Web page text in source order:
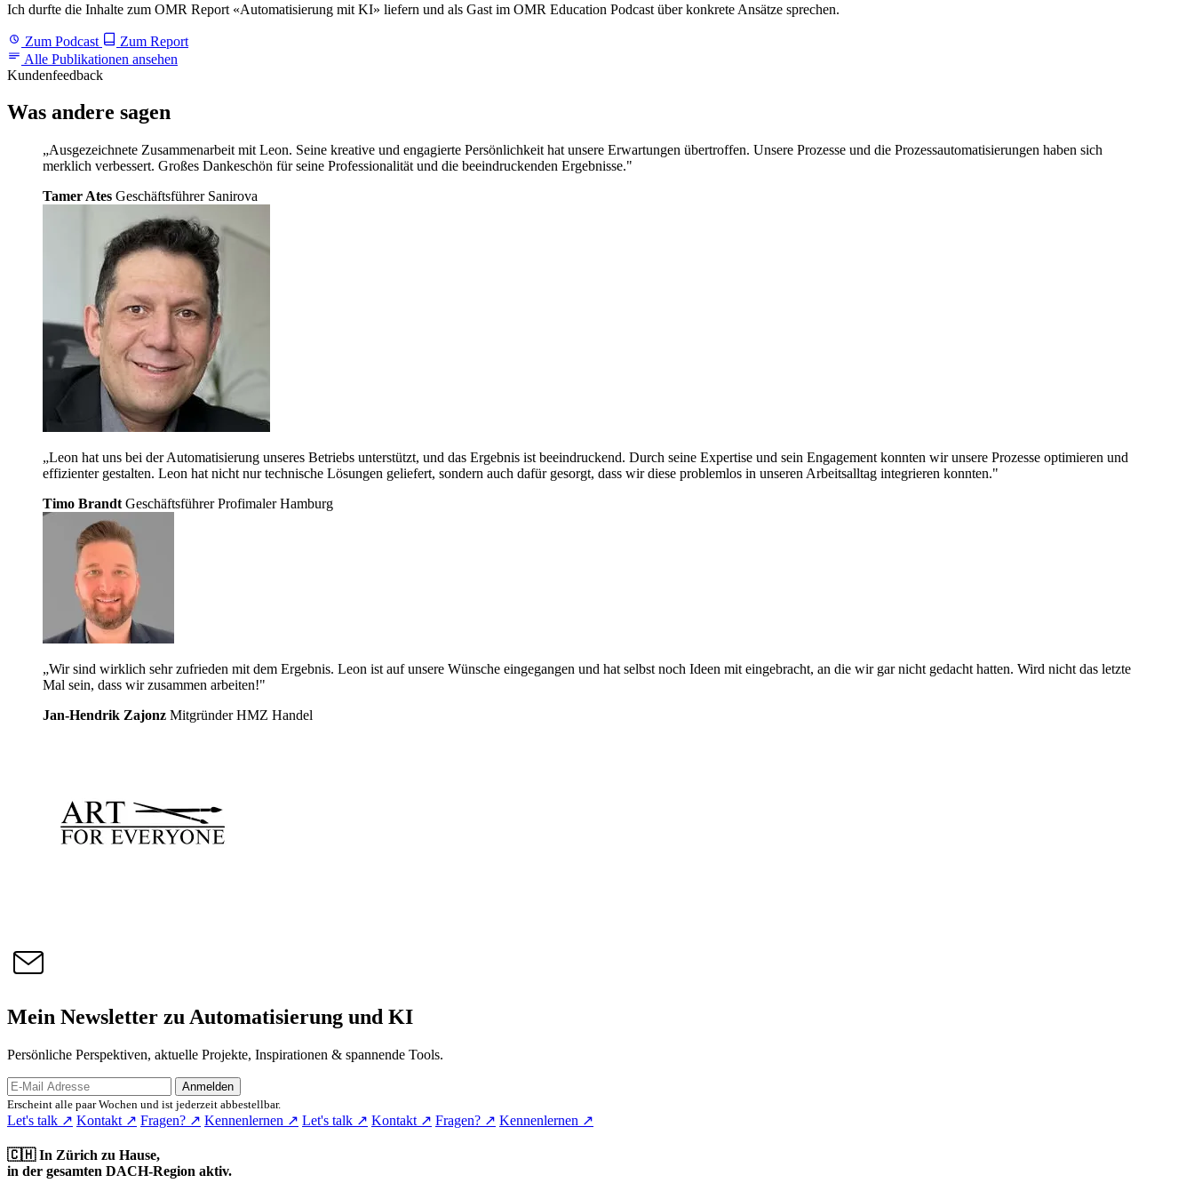
Ich durfte die Inhalte zum OMR Report «Automatisierung mit KI» liefern und als Gast im OMR Education Podcast über konkrete Ansätze sprechen.
Zum Podcast
Zum Report
Alle Publikationen ansehen
Kundenfeedback
Was andere sagen
„Ausgezeichnete Zusammenarbeit mit Leon. Seine kreative und engagierte Persönlichkeit hat unsere Erwartungen übertroffen. Unsere Prozesse und die Prozessautomatisierungen haben sich
merklich verbessert. Großes Dankeschön für seine Professionalität und die beeindruckenden Ergebnisse."
Tamer Ates Geschäftsführer Sanirova
„Leon hat uns bei der Automatisierung unseres Betriebs unterstützt, und das Ergebnis ist beeindruckend. Durch seine Expertise und sein Engagement konnten wir unsere Prozesse optimieren und
effizienter gestalten. Leon hat nicht nur technische Lösungen geliefert, sondern auch dafür gesorgt, dass wir diese problemlos in unseren Arbeitsalltag integrieren konnten."
Timo Brandt Geschäftsführer Profimaler Hamburg
„Wir sind wirklich sehr zufrieden mit dem Ergebnis. Leon ist auf unsere Wünsche eingegangen und hat selbst noch Ideen mit eingebracht, an die wir gar nicht gedacht hatten. Wird nicht das letzte
Mal sein, dass wir zusammen arbeiten!"
Jan-Hendrik Zajonz Mitgründer HMZ Handel
Mein Newsletter zu Automatisierung und KI
Persönliche Perspektiven, aktuelle Projekte, Inspirationen & spannende Tools.
Anmelden
Erscheint alle paar Wochen und ist jederzeit abbestellbar.
Let's talk ↗ Kontakt ↗ Fragen? ↗ Kennenlernen ↗ Let's talk ↗ Kontakt ↗ Fragen? ↗ Kennenlernen ↗
🇨🇭In Zürich zu Hause,
in der gesamten DACH-Region aktiv.